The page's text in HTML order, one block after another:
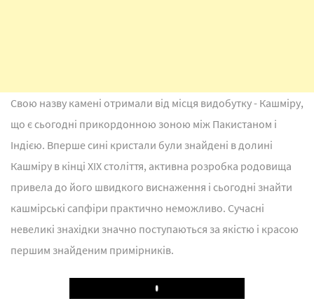
Свою назву камені отримали від місця видобутку - Кашміру,
що є сьогодні прикордонною зоною між Пакистаном і
Індією. Вперше сині кристали були знайдені в долині
Кашміру в кінці XIX століття, активна розробка родовища
привела до його швидкого виснаження і сьогодні знайти
кашмірські сапфіри практично неможливо. Сучасні
невеликі знахідки значно поступаються за якістю і красою
першим знайденим примірників.
Play